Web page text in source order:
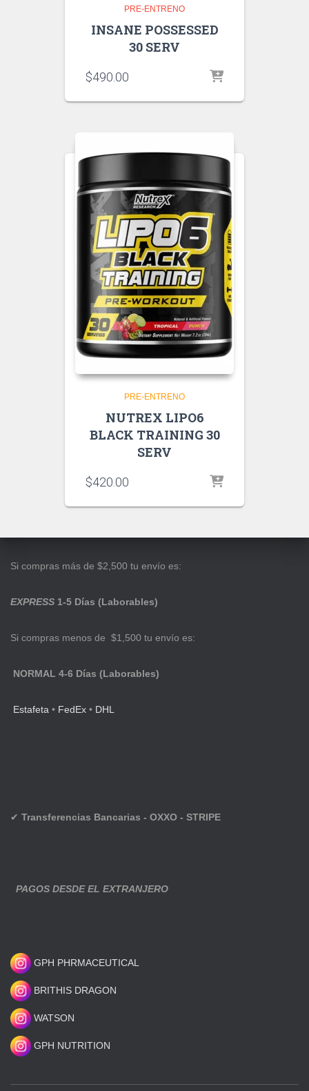
PRE-ENTRENO
INSANE POSSESSED
30 SERV
$490.00
PRE-ENTRENO
NUTREX LIPO6
BLACK TRAINING 30
SERV
$420.00
Si compras más de $2,500 tu envío es:
EXPRESS 1-5 Días (Laborables)
Si compras menos de $1,500 tu envío es:
NORMAL 4-6 Días (Laborables)
Estafeta • FedEx • DHL
✔ Transferencias Bancarias - OXXO - STRIPE
PAGOS DESDE EL EXTRANJERO
GPH PHRMACEUTICAL
BRITHIS DRAGON
WATSON
GPH NUTRITION